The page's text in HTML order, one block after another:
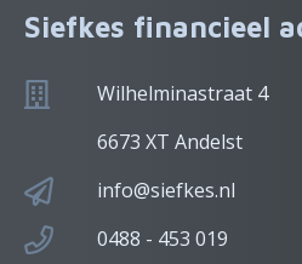
Siefkes financieel
Wilhelminastraat 4
6673 XT Andelst
info@siefkes.nl
0488 - 453 019